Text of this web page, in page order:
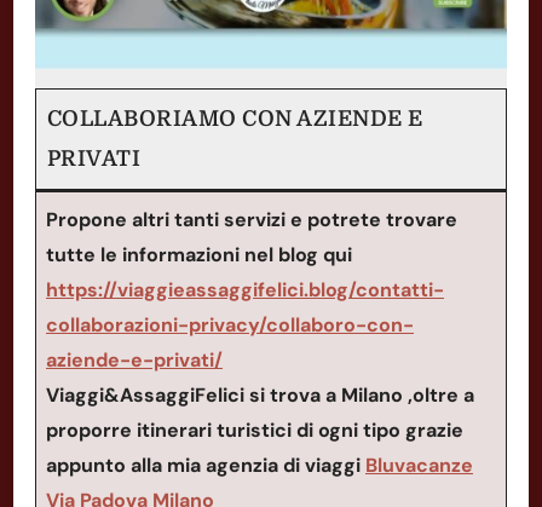
COLLABORIAMO CON AZIENDE E
PRIVATI
Propone altri tanti servizi e potrete trovare
tutte le informazioni nel blog qui
https://viaggieassaggifelici.blog/contatti-
collaborazioni-privacy/collaboro-con-
aziende-e-privati/
Viaggi&AssaggiFelici si trova a Milano ,oltre a
proporre itinerari turistici di ogni tipo grazie
appunto alla mia agenzia di viaggi Bluvacanze
Via Padova Milano